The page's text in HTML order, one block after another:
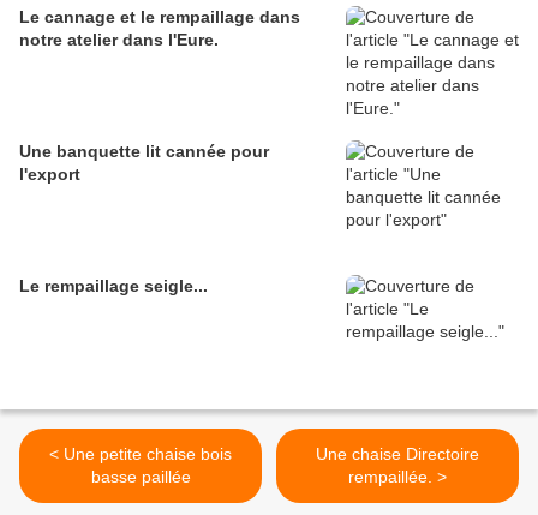
Le cannage et le rempaillage dans
notre atelier dans l'Eure.
Une banquette lit cannée pour
l'export
Le rempaillage seigle...
< Une petite chaise bois
basse paillée
Une chaise Directoire
rempaillée. >